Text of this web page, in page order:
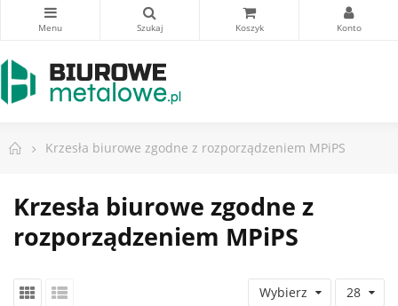
Krzesła biurowe zgodne z rozporządzeniem MPiPS
Krzesła biurowe zgodne z
rozporządzeniem MPiPS
Wybierz 28